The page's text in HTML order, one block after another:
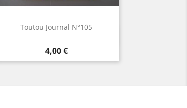
Toutou Journal N°105
Prix
4,00 €